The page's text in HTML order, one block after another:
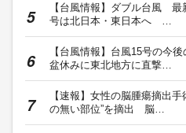
【台風情報】ダブル台風
号は北日本・東日本へ …
【台風情報】台風15号の今
盆休みに東北地方に直撃…
【速報】女性の脳腫瘍摘出
の無い部位”を摘出 脳…